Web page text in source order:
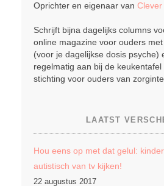
Oprichter en eigenaar van Clever
Schrijft bijna dagelijks columns
online magazine voor ouders
(voor je dagelijkse dosis psyche)
regelmatig aan bij de keukentafel
stichting voor ouders van
LAATST
Hou eens op met dat gelul:
autistisch van tv kijken!
22 augustus 2017